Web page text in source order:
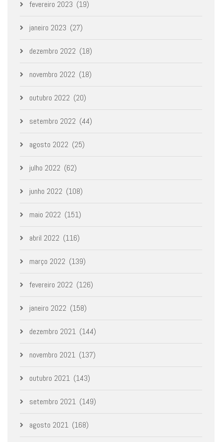
fevereiro 2023 (19)
janeiro 2023 (27)
dezembro 2022 (18)
novembro 2022 (18)
outubro 2022 (20)
setembro 2022 (44)
agosto 2022 (25)
julho 2022 (62)
junho 2022 (108)
maio 2022 (151)
abril 2022 (116)
março 2022 (139)
fevereiro 2022 (126)
janeiro 2022 (158)
dezembro 2021 (144)
novembro 2021 (137)
outubro 2021 (143)
setembro 2021 (149)
agosto 2021 (168)